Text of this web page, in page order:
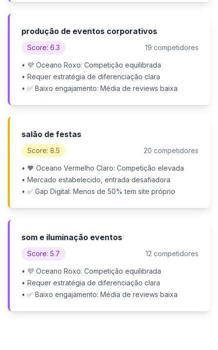
produção de eventos corporativos
Score: 6.3 19 competidores
• 💜 Oceano Roxo: Competição equilibrada
• Requer estratégia de diferenciação clara
• ✅ Baixo engajamento: Média de reviews baixa
salão de festas
Score: 8.5 20 competidores
• 🧡 Oceano Vermelho Claro: Competição elevada
• Mercado estabelecido, entrada desafiadora
• ✅ Gap Digital: Menos de 50% tem site próprio
som e iluminação eventos
Score: 5.7 12 competidores
• 💜 Oceano Roxo: Competição equilibrada
• Requer estratégia de diferenciação clara
• ✅ Baixo engajamento: Média de reviews baixa